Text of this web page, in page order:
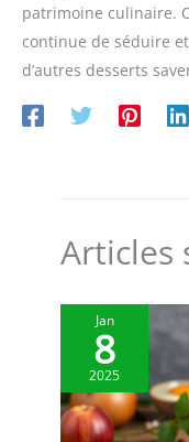
patrimoine culinaire.
continue de séduire
d’autres desserts
Articles
Jan
8
2025